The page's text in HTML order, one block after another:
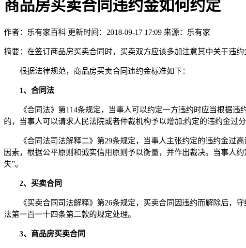
商品房买卖合同违约金如何约定
作者：乐有家百科 更新时间：2018-09-17 17:09 来源：乐有家
摘要： 在签订商品房买卖合同时，买卖双方应该多加注意其中关于违约
根据法律规范，商品房买卖合同违约金标准如下：
1、合同法
《合同法》第114条规定，当事人可以约定一方违约时应当根据
的，当事人可以请求人民法院或者仲裁机构予以增加;约定的违约金过
《合同法司法解释二》第29条规定，当事人主张约定的违约金过
因素，根据公平原则和诚实信用原则予以衡量，并作出裁决。当事人
失”。
2、买卖合同
《买卖合同司法解释》第26条规定，买卖合同因违约而解除后，
法第一百一十四条第二款的规定处理。
3、商品房买卖合同